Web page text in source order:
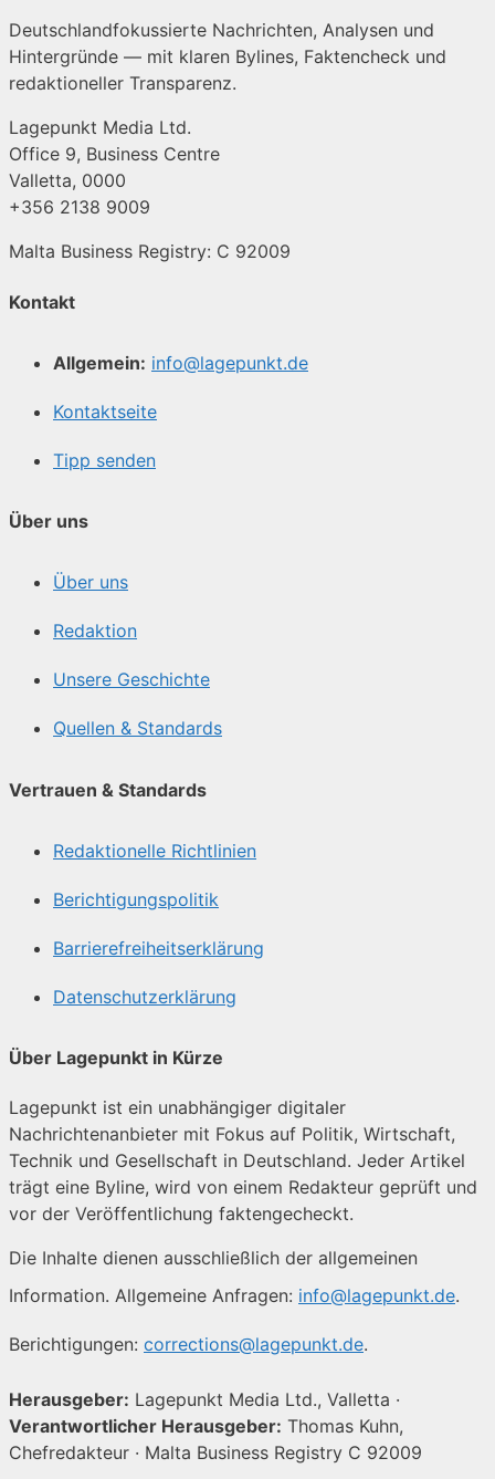
Deutschlandfokussierte Nachrichten, Analysen und
Hintergründe — mit klaren Bylines, Faktencheck und
redaktioneller Transparenz.
Lagepunkt Media Ltd.
Office 9, Business Centre
Valletta, 0000
+356 2138 9009
Malta Business Registry: C 92009
Kontakt
Allgemein: info@lagepunkt.de
Kontaktseite
Tipp senden
Über uns
Über uns
Redaktion
Unsere Geschichte
Quellen & Standards
Vertrauen & Standards
Redaktionelle Richtlinien
Berichtigungspolitik
Barrierefreiheitserklärung
Datenschutzerklärung
Über Lagepunkt in Kürze
Lagepunkt ist ein unabhängiger digitaler
Nachrichtenanbieter mit Fokus auf Politik, Wirtschaft,
Technik und Gesellschaft in Deutschland. Jeder Artikel
trägt eine Byline, wird von einem Redakteur geprüft und
vor der Veröffentlichung faktengecheckt.
Die Inhalte dienen ausschließlich der allgemeinen
Information. Allgemeine Anfragen: info@lagepunkt.de.
Berichtigungen: corrections@lagepunkt.de.
Herausgeber: Lagepunkt Media Ltd., Valletta ·
Verantwortlicher Herausgeber: Thomas Kuhn,
Chefredakteur · Malta Business Registry C 92009